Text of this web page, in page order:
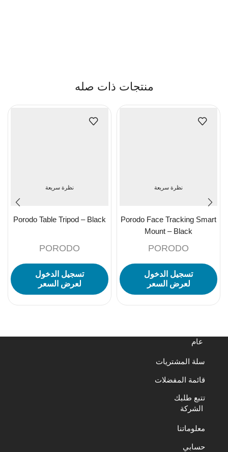
منتجات ذات صله
نظرة سريعة
Porodo Face Tracking Smart
Mount – Black
PORODO
تسجيل الدخول
لعرض السعر
نظرة سريعة
Porodo Table Tripod – Black
PORODO
تسجيل الدخول
لعرض السعر
عام
سلة المشتريات
قائمة المفضلات
تتبع طلبك
الشركة
معلوماتنا
حسابي